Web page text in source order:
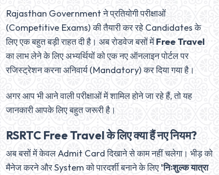
Rajasthan Government ने प्रतियोगी परीक्षाओं
(Competitive Exams) की तैयारी कर रहे Candidates के
लिए एक बहुत बड़ी राहत दी है। अब रोडवेज बसों मेंFree Travel
का लाभ लेने के लिए अभ्यर्थियों को एक नए ऑनलाइन पोर्टल पर
रजिस्ट्रेशन करना अनिवार्य (Mandatory) कर दिया गया है।
अगर आप भी आने वाली परीक्षाओं में शामिल होने जा रहे हैं, तो यह
जानकारी आपके लिए बहुत जरूरी है।
RSRTC Free Travel के लिए क्या हैं नए नियम?
अब बसों में केवल Admit Card दिखाने से काम नहीं चलेगा। भीड़ को
मैनेज करने और System को पारदर्शी बनाने के लिए 'निःशुल्क यात्रा